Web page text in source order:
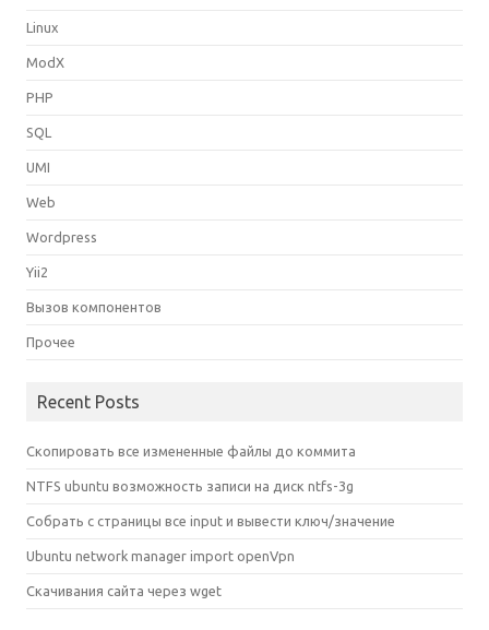
Linux
ModX
PHP
SQL
UMI
Web
Wordpress
Yii2
Вызов компонентов
Прочее
Recent Posts
Скопировать все измененные файлы до коммита
NTFS ubuntu возможность записи на диск ntfs-3g
Собрать с страницы все input и вывести ключ/значение
Ubuntu network manager import openVpn
Скачивания сайта через wget